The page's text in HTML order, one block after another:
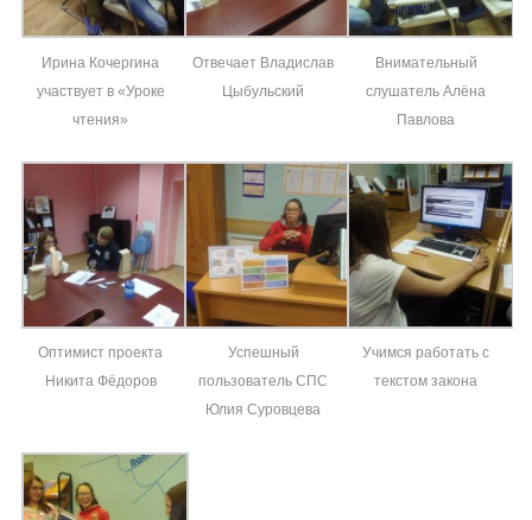
Ирина Кочергина
участвует в «Уроке
чтения»
Отвечает Владислав
Цыбульский
Внимательный
слушатель Алёна
Павлова
Оптимист проекта
Никита Фёдоров
Успешный
пользователь СПС
Юлия Суровцева
Учимся работать с
текстом закона